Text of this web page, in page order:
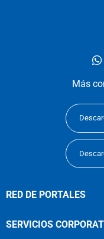
Más
RED DE PORTALES
SERVICIOS